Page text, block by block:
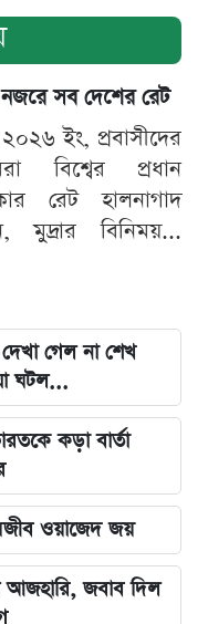
সব দেশের রেট
ইং, প্রবাসীদের
বিশ্বের প্রধান
রেট হালনাগাদ
বিনিময়...
গেল না শেখ
ঘটল...
কড়া বার্তা
ওয়াজেদ জয়
জবাব দিল